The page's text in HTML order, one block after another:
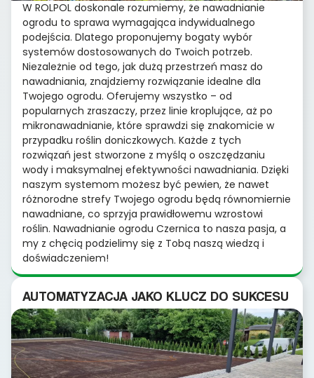
W ROLPOL doskonale rozumiemy, że nawadnianie
ogrodu to sprawa wymagająca indywidualnego
podejścia. Dlatego proponujemy bogaty wybór
systemów dostosowanych do Twoich potrzeb.
Niezależnie od tego, jak dużą przestrzeń masz do
nawadniania, znajdziemy rozwiązanie idealne dla
Twojego ogrodu. Oferujemy wszystko – od
popularnych zraszaczy, przez linie kroplujące, aż po
mikronawadnianie, które sprawdzi się znakomicie w
przypadku roślin doniczkowych. Każde z tych
rozwiązań jest stworzone z myślą o oszczędzaniu
wody i maksymalnej efektywności nawadniania. Dzięki
naszym systemom możesz być pewien, że nawet
różnorodne strefy Twojego ogrodu będą równomiernie
nawadniane, co sprzyja prawidłowemu wzrostowi
roślin. Nawadnianie ogrodu Czernica to nasza pasja, a
my z chęcią podzielimy się z Tobą naszą wiedzą i
doświadczeniem!
AUTOMATYZACJA JAKO KLUCZ DO SUKCESU